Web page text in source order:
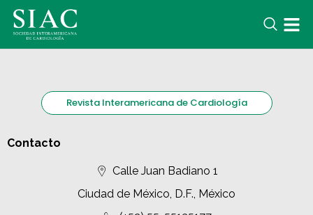
Revista Interamericana de Cardiología
Contacto
Calle Juan Badiano 1
Ciudad de México, D.F., México